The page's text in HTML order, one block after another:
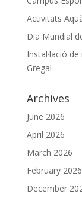
Activitats
Dia Mundial
Instal·lació
Gregal
Archives
June 2026
April 2026
March 2026
February 2026
December